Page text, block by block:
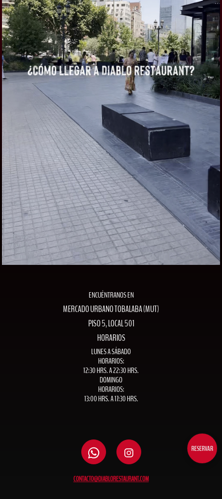
RESERVAR
ENCUÉNTRANOS EN
MERCADO URBANO TOBALABA (MUT)
PISO 5, LOCAL 501
HORARIOS
LUNES A SÁBADO
HORARIOS:
12:30 HRS. A 22:30 HRS.
DOMINGO
HORARIOS:
13:00 HRS. A 17:30 HRS.
CONTACTO@DIABLORESTAURANT.COM